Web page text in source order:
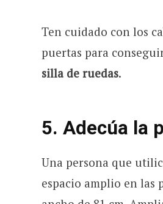
Ten cuidado con los
puertas para
silla de ruedas.
5. Adecúa la
Una persona que
espacio amplio en las